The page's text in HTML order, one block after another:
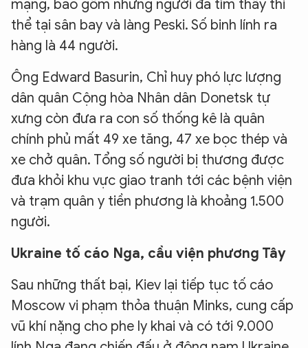
mạng, bao gồm những người đã tìm thấy thi
thể tại sân bay và làng Peski. Số binh lính ra
hàng là 44 người.
Ông Edward Basurin, Chỉ huy phó lực lượng
dân quân Cộng hòa Nhân dân Donetsk tự
xưng còn đưa ra con số thống kê là quân
chính phủ mất 49 xe tăng, 47 xe bọc thép và
xe chở quân. Tổng số người bị thương được
đưa khỏi khu vực giao tranh tới các bệnh viện
và trạm quân y tiền phương là khoảng 1.500
người.
Ukraine tố cáo Nga, cầu viện phương Tây
Sau những thất bại, Kiev lại tiếp tục tố cáo
Moscow vi phạm thỏa thuận Minks, cung cấp
vũ khí nặng cho phe ly khai và có tới 9.000